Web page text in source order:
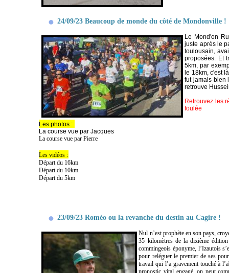
24/09/23 Beaucoup de monde du côté de Mondonville !
Le Mond'on
juste après le
toulousain,
proposées. Et
5km, par
le 18km, c'est
fut jamais bien
retrouve
Retrouvez les
foulée
Les photos :
La course vue par Jacques
La course vue par Pierre
Les vidéos :
Départ du 16km
Départ du 10km
Départ du 5km
23/09/23 Roméo ou la revanche du destin au Cagire !
Nul n’est prophète en son pays,
35 kilomètres de la dixième
commingeois éponyme, l’Izautois
pour reléguer le premier de ses
travail qui l’a gravement touché à